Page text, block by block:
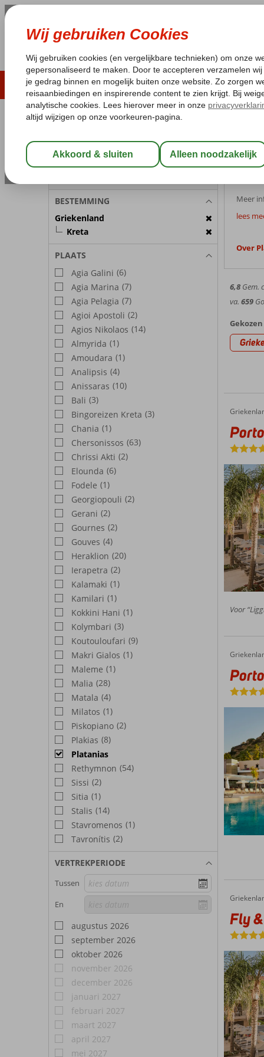
ZOMER 2026 LAST MINUTES
Laagsteprijsgarantie* Geen
REISGEZELSCHAP
Kamer 1: 2 Personen
BESTEMMING
Griekenland
Kreta
PLAATS
Agia Galini (6)
Agia Marina (7)
Agia Pelagia (7)
Agioi Apostoli (2)
Agios Nikolaos (14)
Almyrida (1)
Amoudara (1)
Analipsis (4)
Anissaras (10)
Bali (3)
Bingoreizen Kreta (3)
Chania (1)
Chersonissos (63)
Chrissi Akti (2)
Elounda (6)
Fodele (1)
Georgiopouli (2)
Gerani (2)
Gournes (2)
Gouves (4)
Heraklion (20)
Ierapetra (2)
Kalamaki (1)
Kamilari (1)
Kokkini Hani (1)
Kolymbari (3)
Koutouloufari (9)
Makri Gialos (1)
Maleme (1)
Malia (28)
Matala (4)
Milatos (1)
Piskopiano (2)
Plakias (8)
Platanias
Rethymnon (54)
Sissi (2)
Sitia (1)
Stalis (14)
Stavromenos (1)
Tavronítis (2)
VERTREKPERIODE
Tussen
En
augustus 2026
september 2026
oktober 2026
november 2026
december 2026
januari 2027
februari 2027
maart 2027
april 2027
mei 2027
Home
Griekenland
Meer
lees
Over
6,8Gem.
va. 659
Home
Porto Platanias Beach Resort & Spa
Voor
Home
Porto Platanias Village Resort
Home
Fly & Go Porto Platanias Beach Resort & Spa
Fly